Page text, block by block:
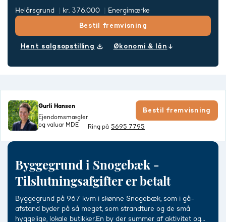
Helårsgrund kr. 376.000 Energimærke
Bestil fremvisning
Hent salgsopstilling Økonomi & lån
Gurli Hansen
Ejendomsmægler
og valuar MDE
Bestil fremvisning
Ring på 5695 7795
Byggegrund i Snogebæk -
Tilslutningsafgifter er betalt
Byggegrund på 967 kvm i skønne Snogebæk, som i gå-
afstand byder på så meget, som strandture og de små
hyggelige, lokale butikker.En by der summer af aktivitet og